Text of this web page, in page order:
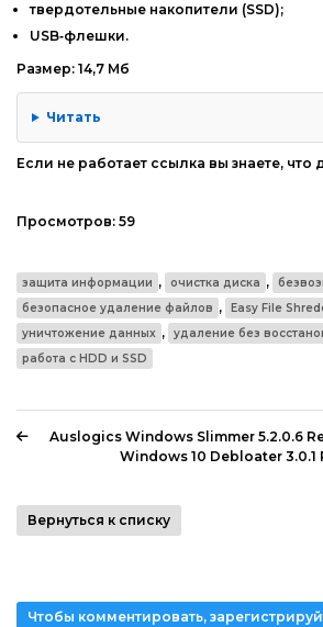
твердотельные накопители (SSD);
USB‑флешки.
Размер: 14,7 Мб
Читать
Если не работает ссылка вы знаете, что
Просмотров: 59
защита информации , очистка диска ,
безопасное удаление файлов , Easy File
уничтожение данных , удаление без
работа с HDD и SSD
Auslogics Windows Slimmer 5.2.0.6
Windows 10 Debloater 3.0.1
Вернуться к списку
Чтобы комментировать,